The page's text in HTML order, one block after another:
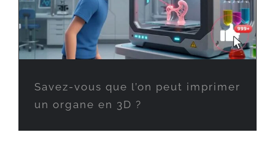
Savez-vous que l’on peut imprimer
un organe en 3D ?